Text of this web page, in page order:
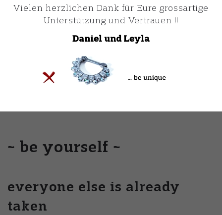
Nachricht
~ be yourself ~
everyone else is already
taken
Vielen herzlichen Dank für Eure grossartige
Unterstützung und Vertrauen !!
Danielund Leyla